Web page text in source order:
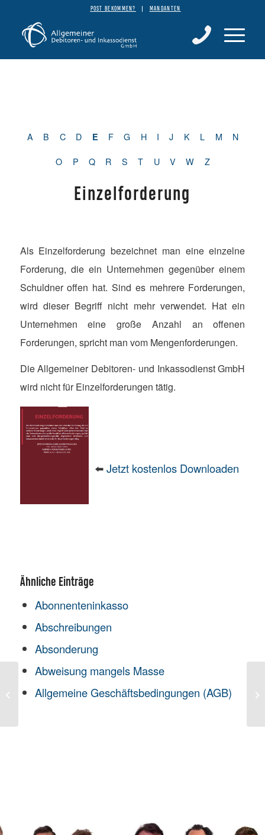
POST BEKOMMEN? MANDANTEN
A B C D E F G H I J K L M
N
O
P Q R S T U V W Z
Einzelforderung
Als Einzelforderung bezeichnet man eine einzelne
Forderung, die ein Unternehmen gegenüber einem
Schuldner offen hat. Sind es mehrere Forderungen,
wird dieser Begriff nicht mehr verwendet. Hat ein
Unternehmen eine große Anzahl an offenen
Forderungen, spricht man vom Mengenforderungen.
Die Allgemeiner Debitoren- und Inkassodienst GmbH
wird nicht für Einzelforderungen tätig.
⬅️Jetzt kostenlos Downloaden
Ähnliche Einträge
Abonnenteninkasso
Abschreibungen
Absonderung
Abweisung mangels Masse
Allgemeine Geschäftsbedingungen (AGB)
Einspruch